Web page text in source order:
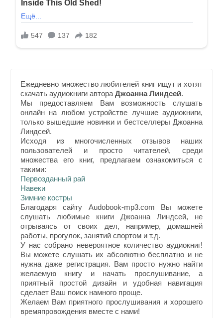
Ежедневно множество любителей книг ищут и хотят
скачать аудиокниги автора Джоанна Линдсей.
Мы предоставляем Вам возможность слушать
онлайн на любом устройстве лучшие аудиокниги,
только вышедшие новинки и бестселлеры Джоанна
Линдсей.
Исходя из многочисленных отзывов наших
пользователей и просто читателей, среди
множества его книг, предлагаем ознакомиться с
такими:
Первозданный рай
Навеки
Зимние костры
Благодаря сайту Audobook-mp3.com Вы можете
слушать любимые книги Джоанна Линдсей, не
отрываясь от своих дел, например, домашней
работы, прогулок, занятий спортом и т.д.
У нас собрано невероятное количество аудиокниг!
Вы можете слушать их абсолютно бесплатно и не
нужна даже регистрация. Вам просто нужно найти
желаемую книгу и начать прослушивание, а
приятный простой дизайн и удобная навигация
сделает Ваш поиск намного проще.
Желаем Вам приятного прослушивания и хорошего
времяпровождения вместе с нами!